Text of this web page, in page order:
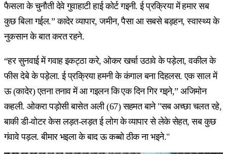
फैसला के चुनौती देवे गुवाहाटी हाई कोर्ट गइनी. ई प्रक्रिया में हमार सब
कुछ बिला गईल.” कादेर व्यापार, जमीन, पैसा आ सबसे बड़हन, स्वास्थ्य के
नुकसान के बात करत रहने.
“हर सुनवाई में गवाह इकट्ठा करे, ओकर खर्चा उठावे के पड़ेला, वकील के
फीस देबे के पड़ेला. ई प्रक्रिया हमनी के कंगाल बना दिहलस. एक साल में
ऊ (कादेर) एतना तनाव में आ गइलन कि एक दिन गिर गइने,” अजिमोन
कहली. ओकरा पड़ोसी बासेत अली (67) सहमत बाने "सब अच्छा चलत रहे,
बाकी डी-वोटर केस लड़त-लड़त ई लोग के व्यापार से लेके सेहत, सब कुछ
गंवावे पड़ल. बीमार भइला के बाद ऊ कब्बो ठीक ना भइने."